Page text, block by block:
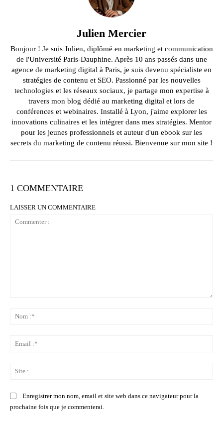
Julien Mercier
Bonjour ! Je suis Julien, diplômé en marketing et communication
de l'Université Paris-Dauphine. Après 10 ans passés dans une
agence de marketing digital à Paris, je suis devenu spécialiste en
stratégies de contenu et SEO. Passionné par les nouvelles
technologies et les réseaux sociaux, je partage mon expertise à
travers mon blog dédié au marketing digital et lors de
conférences et webinaires. Installé à Lyon, j'aime explorer les
innovations culinaires et les intégrer dans mes stratégies. Mentor
pour les jeunes professionnels et auteur d'un ebook sur les
secrets du marketing de contenu réussi. Bienvenue sur mon site !
1 COMMENTAIRE
LAISSER UN COMMENTAIRE
Enregistrer mon nom, email et site web dans ce navigateur pour la
prochaine fois que je commenterai.